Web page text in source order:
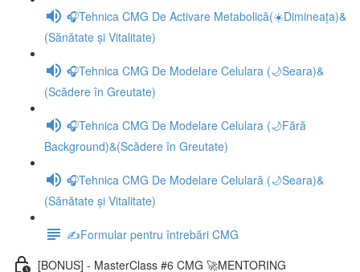
🎧Tehnica CMG De Activare Metabolică(☀️Dimineața)&
(Sănătate și Vitalitate)
🎧Tehnica CMG De Modelare Celulara (🌙Seara)&
(Scădere în Greutate)
🎧Tehnica CMG De Modelare Celulara (🌙Fără
Background)&(Scădere în Greutate)
🎧Tehnica CMG De Modelare Celulară (🌙Seara)&
(Sănătate și Vitalitate)
✍️Formular pentru întrebări CMG
[BONUS] - MasterClass #6 CMG 🚀MENTORING